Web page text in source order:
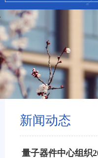
新闻动态
量子器件中心组织